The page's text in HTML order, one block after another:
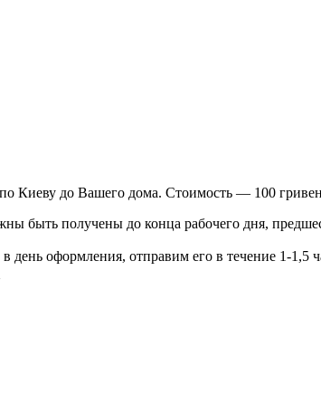
Киеву до Вашего дома. Стоимость — 100 гривен
быть получены до конца рабочего дня,
день оформления, отправим его в течение 1-1,5